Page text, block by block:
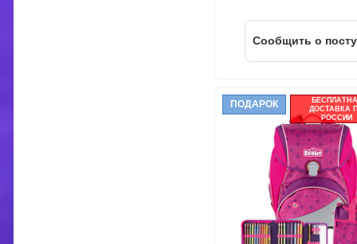
Cообщить о
ПОДАРОК
ДОСТАВКА
РОССИИ